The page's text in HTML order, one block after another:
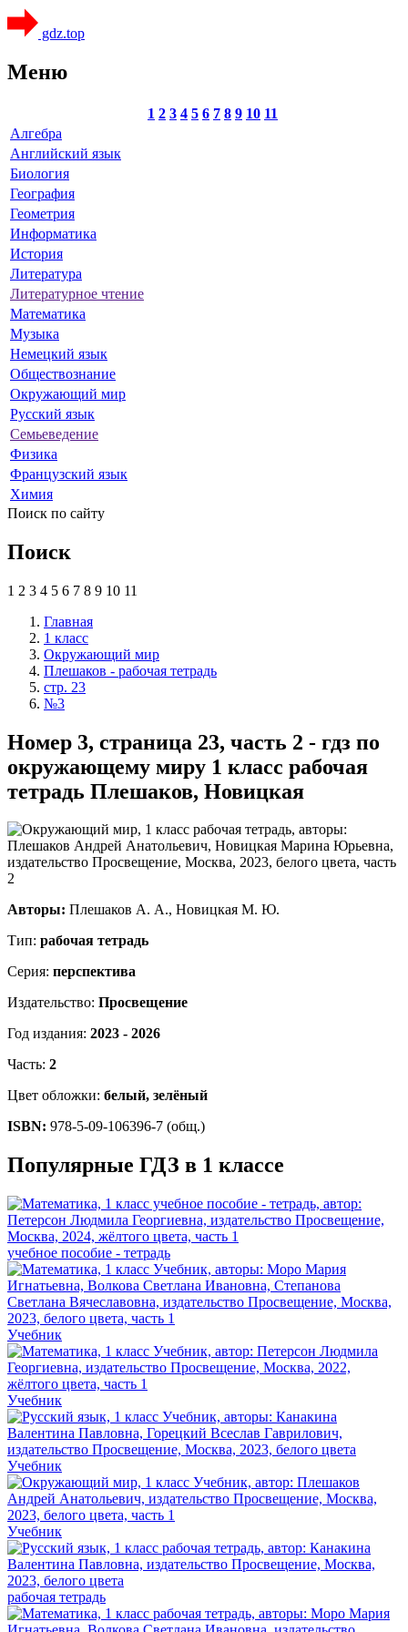
gdz.top
Меню
1 2 3 4 5 6 7 8 9 10 11
Алгебра
Английский язык
Биология
География
Геометрия
Информатика
История
Литература
Литературное чтение
Математика
Музыка
Немецкий язык
Обществознание
Окружающий мир
Русский язык
Семьеведение
Физика
Французский язык
Химия
Поиск по сайту
Поиск
1 2 3 4 5 6 7 8 9 10 11
Главная
1 класс
Окружающий мир
Плешаков - рабочая тетрадь
стр. 23
№3
Номер 3, страница 23, часть 2 - гдз по
окружающему миру 1 класс рабочая
тетрадь Плешаков, Новицкая
Авторы: Плешаков А. А., Новицкая М. Ю.
Тип: рабочая тетрадь
Серия: перспектива
Издательство: Просвещение
Год издания: 2023 - 2026
Часть: 2
Цвет обложки: белый, зелёный
ISBN: 978-5-09-106396-7 (общ.)
Популярные ГДЗ в 1 классе
учебное пособие - тетрадь
Учебник
Учебник
Учебник
Учебник
рабочая тетрадь